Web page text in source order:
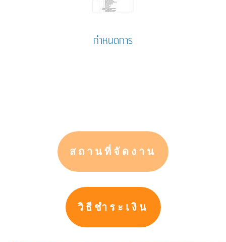
กำหนดการ
สถานที่จัดงาน
วิธีชำระเงิน